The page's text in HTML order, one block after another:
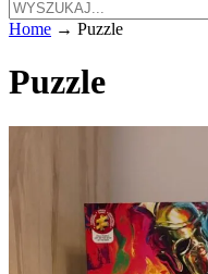
Home → Puzzle
Puzzle